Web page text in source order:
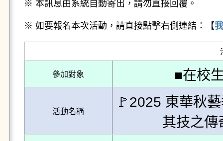
※ 本訊息由系統自動寄出，請勿直接回覆。
※ 如要報名本次活動，請直接點擊右側連結：【
參加對象 ■在校
活動名稱
🚩2025 東華秋
其技之傳